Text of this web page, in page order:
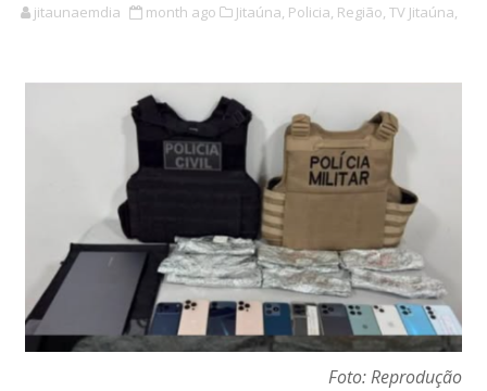
jitaunaemdia month ago Jitaúna, Policia, Região, TV Jitaúna,
Foto: Reprodução